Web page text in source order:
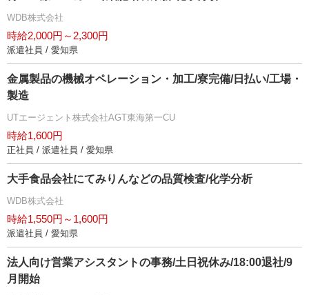
WDB株式会社
時給2,000円～2,300円
派遣社員 / 愛知県
金属製品の機械オペレーション・加工/寮完備/日払い/工場・
製造
UTエージェント株式会社AGT東海第一CU
時給1,600円
正社員 / 派遣社員 / 愛知県
大手食品会社にてみりんなどの品質検査/化学分析
WDB株式会社
時給1,550円～1,600円
派遣社員 / 愛知県
法人向け営業アシスタントの事務/土日祝休み/18:00退社/9
月開始